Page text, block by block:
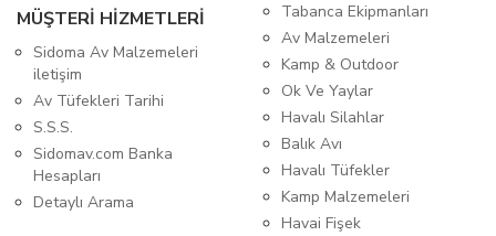
MÜŞTERİ HİZMETLERİ
Sidoma Av Malzemeleri
iletişim
Av Tüfekleri Tarihi
S.S.S.
Sidomav.com Banka
Hesapları
Detaylı Arama
Tabanca Ekipmanları
Av Malzemeleri
Kamp & Outdoor
Ok Ve Yaylar
Havalı Silahlar
Balık Avı
Havalı Tüfekler
Kamp Malzemeleri
Havai Fişek